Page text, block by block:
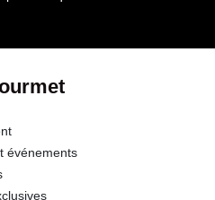
événements